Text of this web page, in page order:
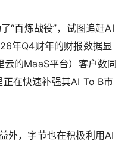
“百炼战役”，试图追赶AI
年Q4财年的财报数据显
云的MaaS平台）客户数同
在快速补强其AI To B市
外，字节也在积极利用AI